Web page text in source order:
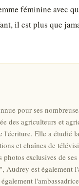
féminine avec
il est plus que
pour ses
des agriculteurs et
Elle a étudié
et chaînes de
exclusives de
est également